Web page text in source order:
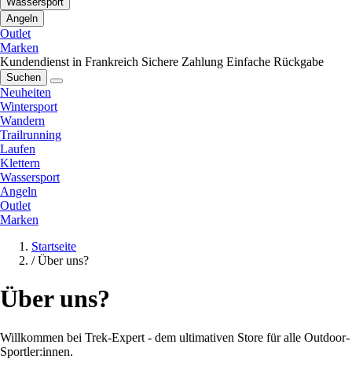
Angeln
Outlet
Marken
Kundendienst in Frankreich Sichere Zahlung Einfache Rückgabe
Suchen
Neuheiten
Wintersport
Wandern
Trailrunning
Laufen
Klettern
Wassersport
Angeln
Outlet
Marken
Startseite
/ Über uns?
Über uns?
Willkommen bei Trek-Expert - dem ultimativen Store für alle Outdoor-
Sportler:innen.